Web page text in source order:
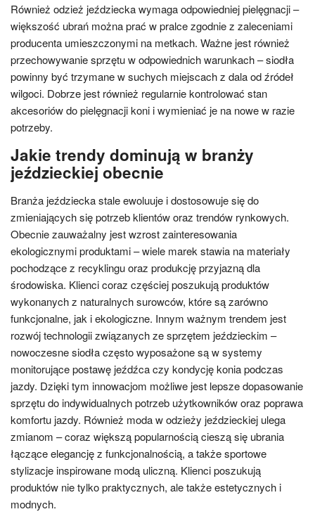
Również odzież jeździecka wymaga odpowiedniej pielęgnacji –
większość ubrań można prać w pralce zgodnie z zaleceniami
producenta umieszczonymi na metkach. Ważne jest również
przechowywanie sprzętu w odpowiednich warunkach – siodła
powinny być trzymane w suchych miejscach z dala od źródeł
wilgoci. Dobrze jest również regularnie kontrolować stan
akcesoriów do pielęgnacji koni i wymieniać je na nowe w razie
potrzeby.
Jakie trendy dominują w branży
jeździeckiej obecnie
Branża jeździecka stale ewoluuje i dostosowuje się do
zmieniających się potrzeb klientów oraz trendów rynkowych.
Obecnie zauważalny jest wzrost zainteresowania
ekologicznymi produktami – wiele marek stawia na materiały
pochodzące z recyklingu oraz produkcję przyjazną dla
środowiska. Klienci coraz częściej poszukują produktów
wykonanych z naturalnych surowców, które są zarówno
funkcjonalne, jak i ekologiczne. Innym ważnym trendem jest
rozwój technologii związanych ze sprzętem jeździeckim –
nowoczesne siodła często wyposażone są w systemy
monitorujące postawę jeźdźca czy kondycję konia podczas
jazdy. Dzięki tym innowacjom możliwe jest lepsze dopasowanie
sprzętu do indywidualnych potrzeb użytkowników oraz poprawa
komfortu jazdy. Również moda w odzieży jeździeckiej ulega
zmianom – coraz większą popularnością cieszą się ubrania
łączące elegancję z funkcjonalnością, a także sportowe
stylizacje inspirowane modą uliczną. Klienci poszukują
produktów nie tylko praktycznych, ale także estetycznych i
modnych.